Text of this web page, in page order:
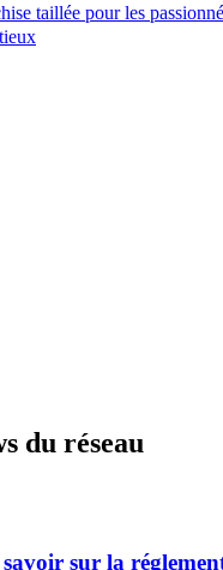
taillée pour les
du réseau
sur la